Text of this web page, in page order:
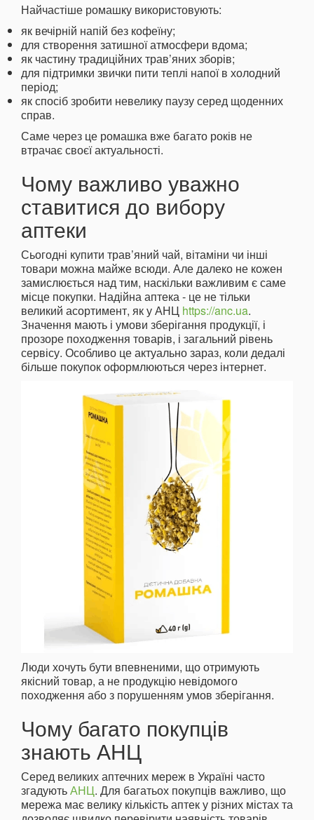
Найчастіше ромашку використовують:
як вечірній напій без кофеїну;
для створення затишної атмосфери вдома;
як частину традиційних трав’яних зборів;
для підтримки звички пити теплі напої в холодний
період;
як спосіб зробити невелику паузу серед щоденних
справ.
Саме через це ромашка вже багато років не
втрачає своєї актуальності.
Чому важливо уважно
ставитися до вибору
аптеки
Сьогодні купити трав’яний чай, вітаміни чи інші
товари можна майже всюди. Але далеко не кожен
замислюється над тим, наскільки важливим є саме
місце покупки. Надійна аптека - це не тільки
великий асортимент, як у АНЦ https://anc.ua.
Значення мають і умови зберігання продукції, і
прозоре походження товарів, і загальний рівень
сервісу. Особливо це актуально зараз, коли дедалі
більше покупок оформлюються через інтернет.
Люди хочуть бути впевненими, що отримують
якісний товар, а не продукцію невідомого
походження або з порушенням умов зберігання.
Чому багато покупців
знають АНЦ
Серед великих аптечних мереж в Україні часто
згадуютьАНЦ. Для багатьох покупців важливо, що
мережа має велику кількість аптек у різних містах та